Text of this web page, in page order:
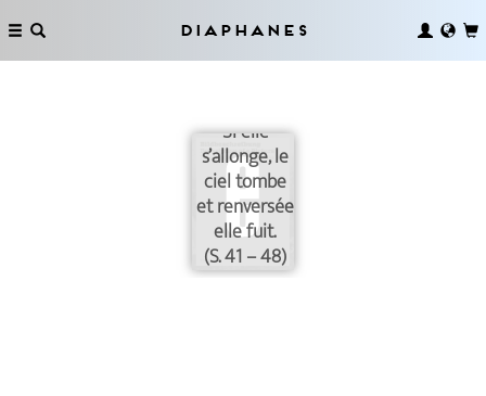
Diaphanes
Si elle
s’allonge, le
ciel tombe
et renversée
elle fuit.
(S. 41 – 48)